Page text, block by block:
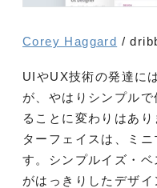
Corey Haggard /
UIやUX技術の発達に
が、やはりシンプル
ることに変わりはあ
ターフェイスは、ミ
す。シンプルイズ・
がはっきりしたデザイ